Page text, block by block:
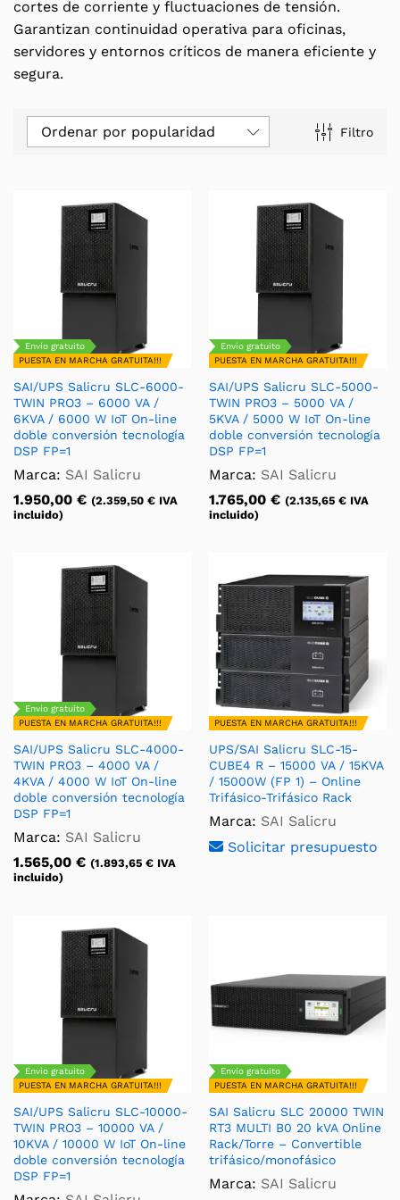
cortes de corriente y fluctuaciones de tensión.
Garantizan continuidad operativa para oficinas,
servidores y entornos críticos de manera eficiente y
segura.
Filtro
Ordenar por popularidad
Envío gratuito
PUESTA EN MARCHA GRATUITA!!!
SAI/UPS Salicru SLC-6000-
TWIN PRO3 – 6000 VA /
6KVA / 6000 W IoT On-line
doble conversión tecnología
DSP FP=1
Marca: SAI Salicru
1.950,00 € (2.359,50 € IVA
incluido)
Envío gratuito
PUESTA EN MARCHA GRATUITA!!!
SAI/UPS Salicru SLC-5000-
TWIN PRO3 – 5000 VA /
5KVA / 5000 W IoT On-line
doble conversión tecnología
DSP FP=1
Marca: SAI Salicru
1.765,00 € (2.135,65 € IVA
incluido)
Envío gratuito
PUESTA EN MARCHA GRATUITA!!!
SAI/UPS Salicru SLC-4000-
TWIN PRO3 – 4000 VA /
4KVA / 4000 W IoT On-line
doble conversión tecnología
DSP FP=1
Marca: SAI Salicru
1.565,00 € (1.893,65 € IVA
incluido)
PUESTA EN MARCHA GRATUITA!!!
UPS/SAI Salicru SLC-15-
CUBE4 R – 15000 VA / 15KVA
/ 15000W (FP 1) – Online
Trifásico-Trifásico Rack
Marca: SAI Salicru
Solicitar presupuesto
Envío gratuito
PUESTA EN MARCHA GRATUITA!!!
SAI/UPS Salicru SLC-10000-
TWIN PRO3 – 10000 VA /
10KVA / 10000 W IoT On-line
doble conversión tecnología
DSP FP=1
Envío gratuito
PUESTA EN MARCHA GRATUITA!!!
SAI Salicru SLC 20000 TWIN
RT3 MULTI B0 20 kVA Online
Rack/Torre – Convertible
trifásico/monofásico
Marca: SAI Salicru